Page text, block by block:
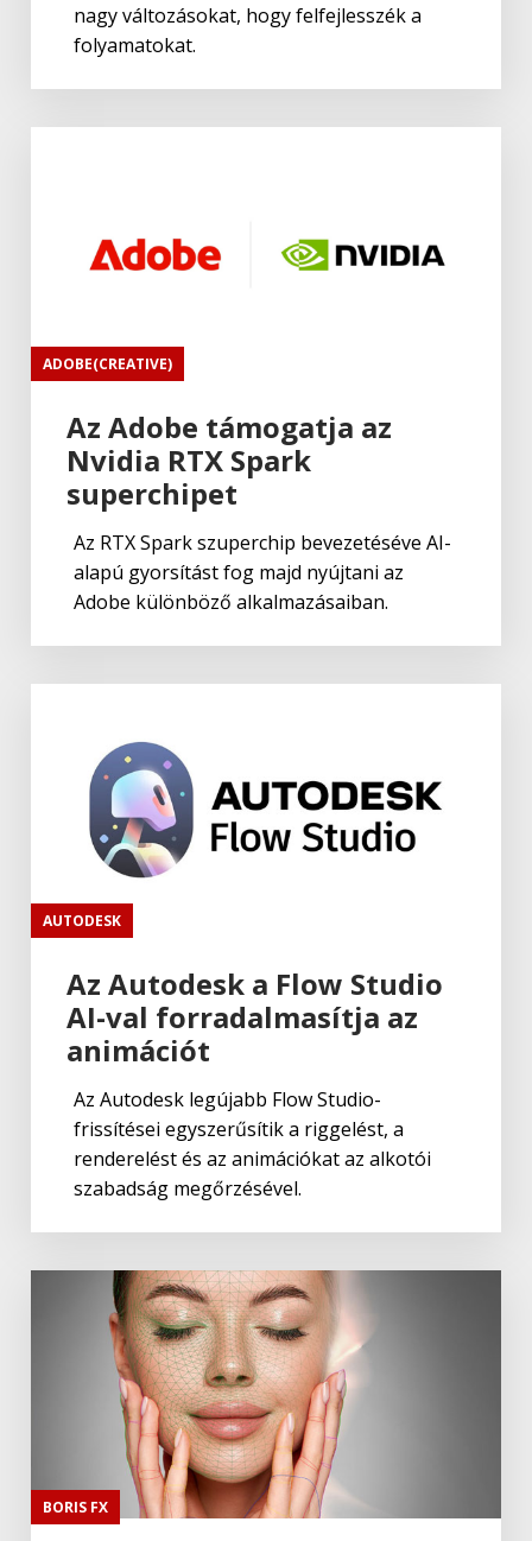
nagy változásokat, hogy felfejlesszék a
folyamatokat.
ADOBE(CREATIVE)
Az Adobe támogatja az
Nvidia RTX Spark
superchipet
Az RTX Spark szuperchip bevezetéséve AI-
alapú gyorsítást fog majd nyújtani az
Adobe különböző alkalmazásaiban.
AUTODESK
Az Autodesk a Flow Studio
AI-val forradalmasítja az
animációt
Az Autodesk legújabb Flow Studio-
frissítései egyszerűsítik a riggelést, a
renderelést és az animációkat az alkotói
szabadság megőrzésével.
BORIS FX